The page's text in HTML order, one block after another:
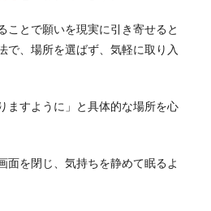
ことで願いを現実に引き寄せると
で、場所を選ばず、気軽に取り入
ますように」と具体的な場所を心
面を閉じ、気持ちを静めて眠るよ